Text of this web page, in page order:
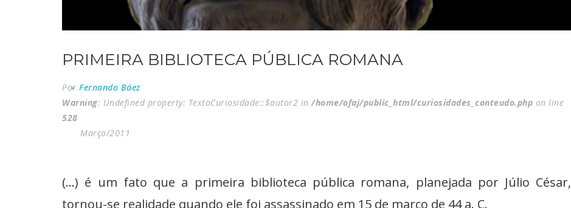
PRIMEIRA BIBLIOTECA PÚBLICA ROMANA
Por Fernando Báez
Warning: Undefined property: TextoCuriosidade::$autor2 in /home/ofaj/public_html/curiosidades_conteudo.php on line
528
Março/2011
(...) é um fato que a primeira biblioteca pública romana, planejada por Júlio César,
tornou-se realidade quando ele foi assassinado em 15 de março de 44 a. C.